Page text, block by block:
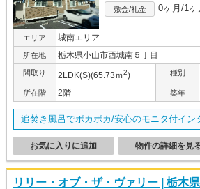
敷金/礼金 0ヶ月/1ヶ
エリア 城南エリア
所在地 栃木県小山市西城南５丁目
間取り 2LDK(S)(65.73ｍ2) 種別
所在階 2階 築年
追焚き風呂でポカポカ/安心のモニタ付イン
物件の詳細を見
お気に入りに追加
リリー・オブ・ザ・ヴァリー | 栃木